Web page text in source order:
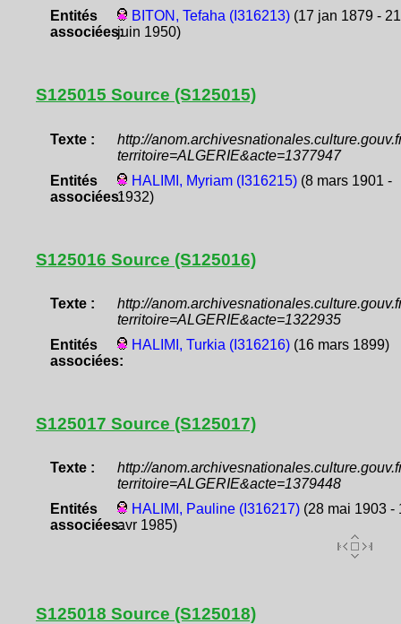
Entités
associées:
BITON, Tefaha (I316213)(17 jan 1879 - 21
juin 1950)
S125015 Source (S125015)
Texte :
http://
territoire=ALGERIE&acte=1377947
Entités
associées:
HALIMI, Myriam (I316215)(8 mars 1901 -
1932)
S125016 Source (S125016)
Texte :
http://
territoire=ALGERIE&acte=1322935
Entités
associées:
HALIMI, Turkia (I316216)(16 mars 1899)
S125017 Source (S125017)
Texte :
http://
territoire=ALGERIE&acte=1379448
Entités
associées:
HALIMI, Pauline (I316217)(28 mai 1903 -
avr 1985)
S125018 Source (S125018)